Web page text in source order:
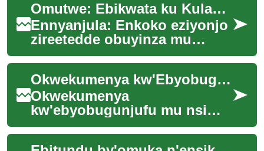
Omutwe: Ebikwata ku Kulabirira Enkoko Eziyonjo mu Buganda
Ennyanjula: Enkoko eziyonjo
zireetedde obuyinza mu
by'okulunda enkoko mu
Buganda. Zireetawo emikisa
mingi eri abalimi...
Okwekumenya kw'Ebyobugunjufu mu Nsi y'Abafuuka
Okwekumenya
kw'ebyobugunjufu mu nsi
y'abafuuka kizuuse ekitundu
ky'emikolo eky'enjawulo era